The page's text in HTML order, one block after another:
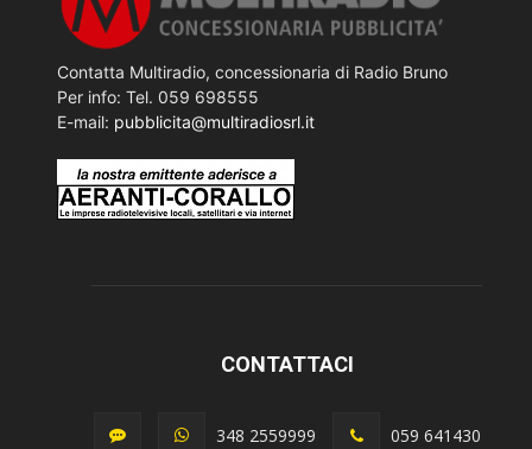
Contatta Multiradio, concessionaria di Radio Bruno
Per info: Tel. 059 698555
E-mail: pubblicita@multiradiosrl.it
CONTATTACI
348 2559999 059 641430